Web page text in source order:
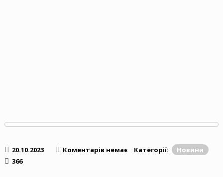
20.10.2023 Коментарів немає Категорії:
Новини
366